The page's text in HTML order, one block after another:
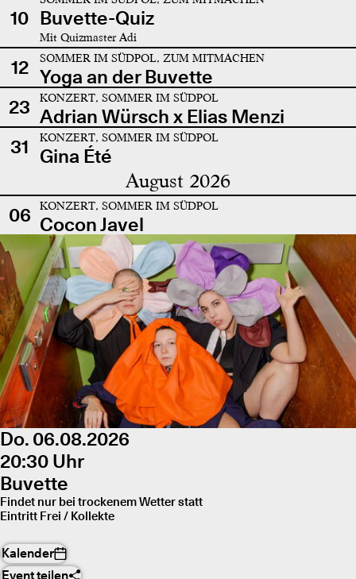
10 Buvette-Quiz
Mit Quizmaster Adi
12 SOMMER IM SÜDPOL, ZUM MITMACHEN
Yoga an der Buvette
23
KONZERT, SOMMER IM SÜDPOL
Adrian Würsch x Elias Menzi
31
KONZERT, SOMMER IM SÜDPOL
Gina Été
August 2026
06 KONZERT, SOMMER IM SÜDPOL
Cocon Javel
Do. 06.08.2026
20:30 Uhr
Buvette
Findet nur bei trockenem Wetter statt
Eintritt Frei / Kollekte
Kalender
Event teilen